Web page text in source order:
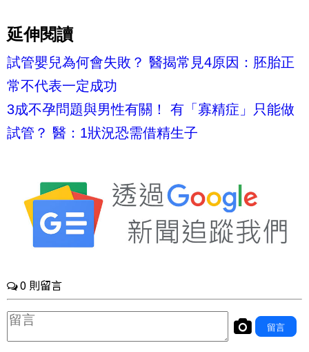
延伸閱讀
試管嬰兒為何會失敗？ 醫揭常見4原因：胚胎正
常不代表一定成功
3成不孕問題與男性有關！ 有「寡精症」只能做
試管？ 醫：1狀況恐需借精生子